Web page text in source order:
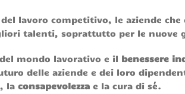
lavoro competitivo, le aziende
talenti, soprattutto per le nuove
del mondo lavorativo e il benessere
delle aziende e dei loro
, la consapevolezza e la cura di sé.